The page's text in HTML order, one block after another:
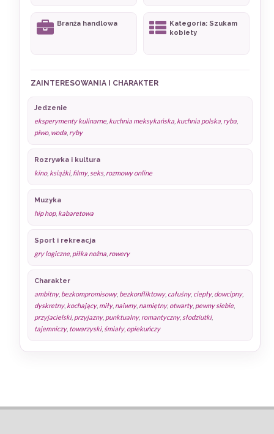
Branża handlowa
Kategoria: Szukam
kobiety
ZAINTERESOWANIA I CHARAKTER
Jedzenie
eksperymenty kulinarne, kuchnia meksykańska kuchnia polska ryba
piwo, woda ryby
Rozrywka i kultura
kino, książki, filmy, seks, rozmowy online
Muzyka
hip hop, kabaretowa
Sport i rekreacja
gry logiczne, piłka nożna rowery
Charakter
ambitny, bezkompromisowy, bezkonfliktowy, całuśny, ciepły, dowcipny,
dyskretny, kochający, miły, naiwny, namiętny, otwarty, pewny siebie,
przyjacielski, przyjazny, punktualny, romantyczny, słodziutki,
tajemniczy, towarzyski, śmiały, opiekuńczy